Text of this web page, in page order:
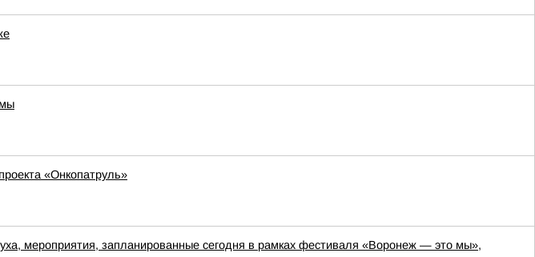
«Онкопатруль»
мероприятия, запланированные сегодня в рамках фестиваля «Воронеж — это мы»,